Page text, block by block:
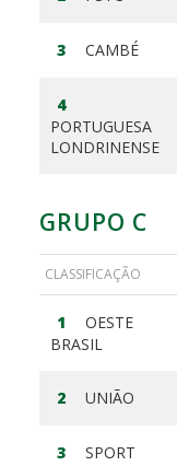
3 CAMBÉ
4
PORTUGUESA
LONDRINENSE
GRUPO C
CLASSIFICAÇÃO
1
OESTE
BRASIL
2 UNIÃO
3
SPORT